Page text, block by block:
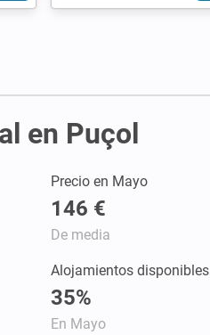
en Puçol
Precio en Mayo
146 €
De media
Alojamientos disponibles
35%
En Mayo